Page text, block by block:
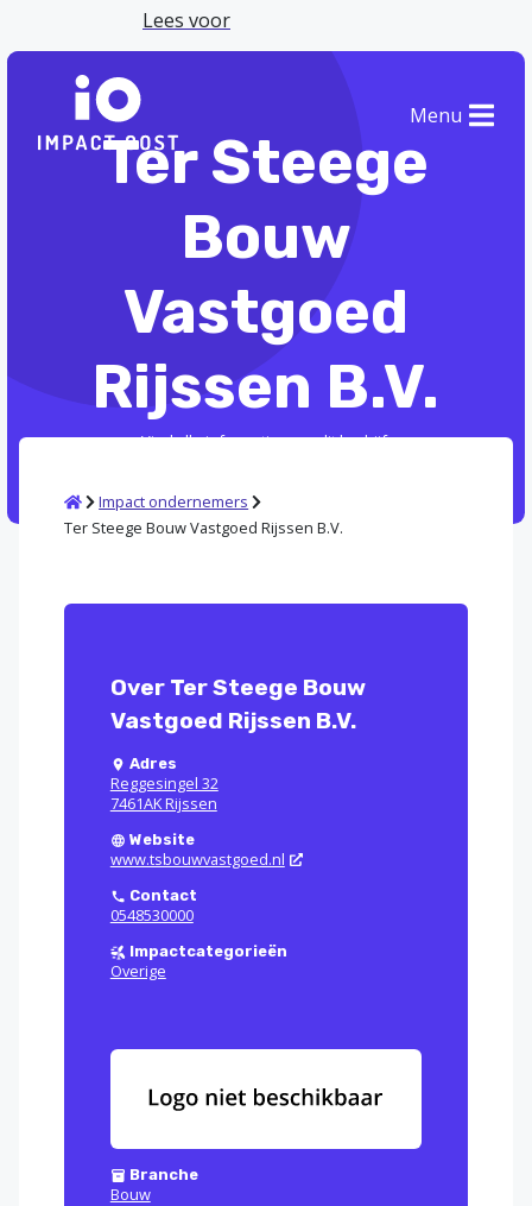
Lees voor
Menu
Ter Steege
Bouw
Vastgoed
Rijssen B.V.
Vind alle informatie over dit bedrijf.
HomeImpact ondernemers
Ter Steege Bouw Vastgoed Rijssen B.V.
Over Ter Steege Bouw
Vastgoed Rijssen B.V.
Adres
Reggesingel 32
7461AK Rijssen
Website
www.tsbouwvastgoed.nl
Contact
0548530000
Impactcategorieën
Overige
Branche
Bouw